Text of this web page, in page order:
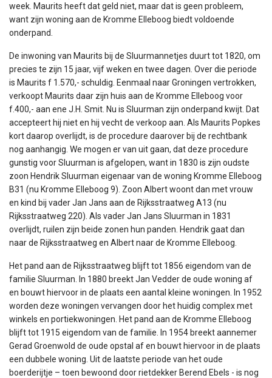
week. Maurits heeft dat geld niet, maar dat is geen probleem,
want zijn woning aan de Kromme Elleboog biedt voldoende
onderpand.
De inwoning van Maurits bij de Sluurmannetjes duurt tot 1820, om
precies te zijn 15 jaar, vijf weken en twee dagen. Over die periode
is Maurits f 1.570,- schuldig. Eenmaal naar Groningen vertrokken,
verkoopt Maurits daar zijn huis aan de Kromme Elleboog voor
f.400,- aan ene J.H. Smit. Nu is Sluurman zijn onderpand kwijt. Dat
accepteert hij niet en hij vecht de verkoop aan. Als Maurits Popkes
kort daarop overlijdt, is de procedure daarover bij de rechtbank
nog aanhangig. We mogen er van uit gaan, dat deze procedure
gunstig voor Sluurman is afgelopen, want in 1830 is zijn oudste
zoon Hendrik Sluurman eigenaar van de woning Kromme Elleboog
B31 (nu Kromme Elleboog 9). Zoon Albert woont dan met vrouw
en kind bij vader Jan Jans aan de Rijksstraatweg A13 (nu
Rijksstraatweg 220). Als vader Jan Jans Sluurman in 1831
overlijdt, ruilen zijn beide zonen hun panden. Hendrik gaat dan
naar de Rijksstraatweg en Albert naar de Kromme Elleboog.
Het pand aan de Rijksstraatweg blijft tot 1856 eigendom van de
familie Sluurman. In 1880 breekt Jan Vedder de oude woning af
en bouwt hiervoor in de plaats een aantal kleine woningen. In 1952
worden deze woningen vervangen door het huidig complex met
winkels en portiekwoningen. Het pand aan de Kromme Elleboog
blijft tot 1915 eigendom van de familie. In 1954 breekt aannemer
Gerad Groenwold de oude opstal af en bouwt hiervoor in de plaats
een dubbele woning. Uit de laatste periode van het oude
boerderijtje – toen bewoond door rietdekker Berend Ebels - is nog